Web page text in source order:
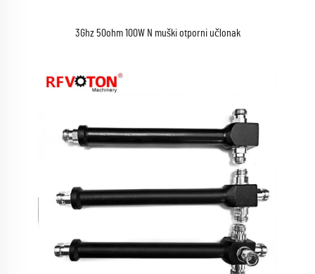
3Ghz 50ohm 100W N muški otporni učlonak